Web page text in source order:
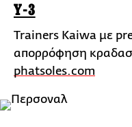
Y-3
Trainers Kaiwa με
απορρόφηση
phatsoles.com